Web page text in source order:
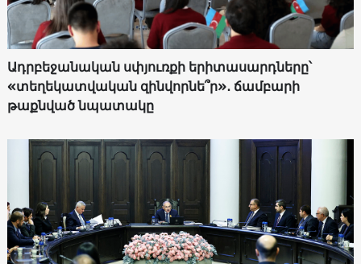
Ադրբեջանական սփյուռքի երիտասարդները՝
«տեղեկատվական զինվորնե՞ր»․ ճամբարի
թաքնված նպատակը